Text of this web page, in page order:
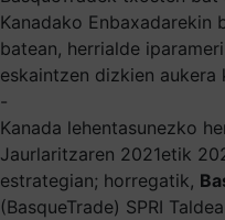
Kanadako
batean, herrialde
eskaintzen dizkien
-
Kanada lehentasunezko
Jaurlaritzaren 2021etik
estrategian; horregatik,
(BasqueTrade) SPRI